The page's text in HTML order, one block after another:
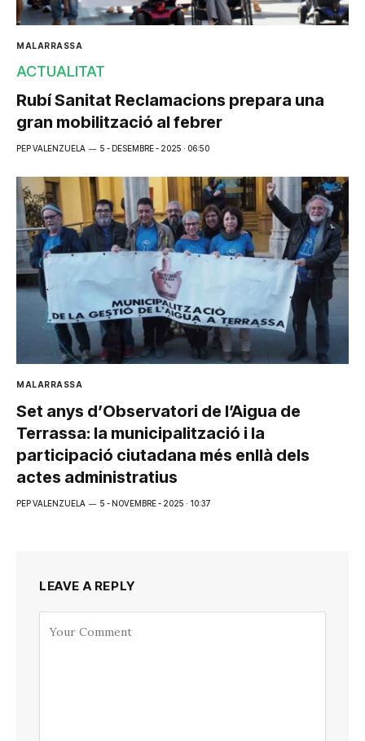
MALARRASSA
ACTUALITAT
Rubí Sanitat Reclamacions prepara una
gran mobilització al febrer
PEP VALENZUELA 5 - DESEMBRE - 2025 · 06:50
MALARRASSA
Set anys d’Observatori de l’Aigua de
Terrassa: la municipalització i la
participació ciutadana més enllà dels
actes administratius
PEP VALENZUELA 5 - NOVEMBRE - 2025 · 10:37
LEAVE A REPLY